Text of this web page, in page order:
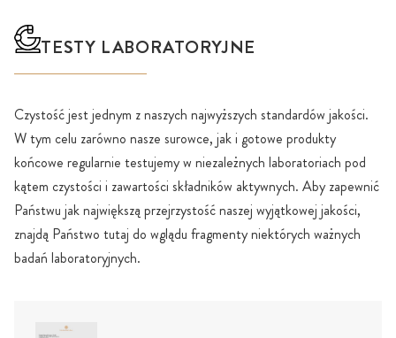
TESTY LABORATORYJNE
Czystość jest jednym z naszych najwyższych standardów jakości.
W tym celu zarówno nasze surowce, jak i gotowe produkty
końcowe regularnie testujemy w niezależnych laboratoriach pod
kątem czystości i zawartości składników aktywnych. Aby zapewnić
Państwu jak największą przejrzystość naszej wyjątkowej jakości,
znajdą Państwo tutaj do wglądu fragmenty niektórych ważnych
badań laboratoryjnych.